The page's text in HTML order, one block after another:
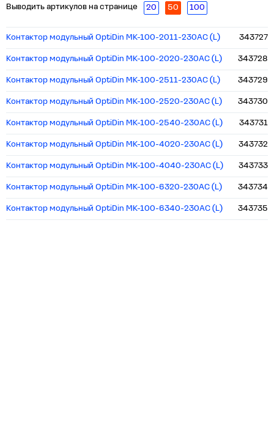
Выводить артикулов на странице 20 50 100
Контактор модульный OptiDin MK-100-2011-230AC (L) 343727
Контактор модульный OptiDin MK-100-2020-230AC (L) 343728
Контактор модульный OptiDin MK-100-2511-230AC (L) 343729
Контактор модульный OptiDin MK-100-2520-230AC (L) 343730
Контактор модульный OptiDin MK-100-2540-230AC (L) 343731
Контактор модульный OptiDin MK-100-4020-230AC (L) 343732
Контактор модульный OptiDin MK-100-4040-230AC (L) 343733
Контактор модульный OptiDin MK-100-6320-230AC (L) 343734
Контактор модульный OptiDin MK-100-6340-230AC (L) 343735